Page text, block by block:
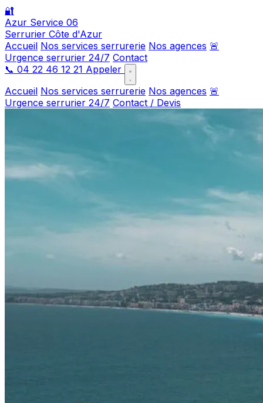
🔐
Azur Service 06
Serrurier Côte d'Azur
Accueil Nos services serrurerie Nos agences 🚨
Urgence serrurier 24/7 Contact
📞 04 22 46 12 21 Appeler
Accueil Nos services serrurerie Nos agences 🚨
Urgence serrurier 24/7 Contact / Devis